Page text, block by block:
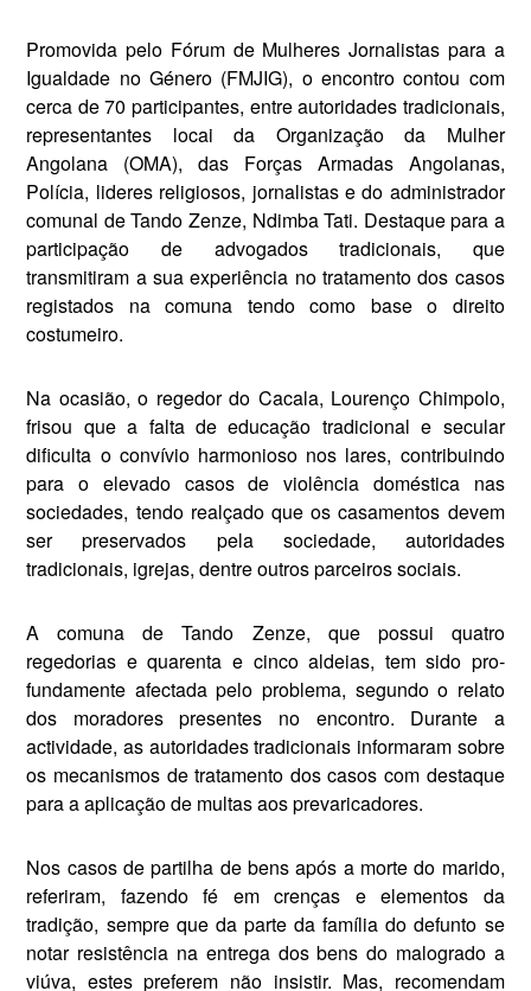
Promovida pelo Fórum de Mulheres Jornalistas para a
Igualdade no Género (FMJIG), o encontro contou com
cerca de 70 partici­pantes, entre autori­dades tradicionais,
rep­resentantes locai da Organização da Mulher
Angolana (OMA), das Forças Armadas Angolanas,
Polícia, lideres religiosos, jor­nalistas e do admin­istrador
comunal de Tando Zenze, Ndimba Tati. Destaque para a
participação de advogados tradicionais, que
transmitiram a sua experiência no trata­mento dos casos
regis­tados na comuna tendo como base o direito
costumeiro.
Na ocasião, o regedor do Cacala, Lourenço Chimpolo,
frisou que a falta de educação tradicional e secular
dificulta o con­vívio harmonioso nos lares, contribuindo
para o elevado casos de vio­lência doméstica nas
sociedades, tendo realçado que os casa­mentos devem
ser preservados pela sociedade, autoridades
tradicionais, igrejas, dentre outros parceiros sociais.
A comuna de Tando Zenze, que possui qua­tro
regedorias e quarenta e cinco aldeias, tem sido pro­
fundamente afectada pelo problema, segun­do o relato
dos moradores presentes no encontro. Durante a
actividade, as autori­dades tradicionais informaram sobre
os mecanismos de trata­mento dos casos com destaque
para a apli­cação de multas aos prevaricadores.
Nos casos de partil­ha de bens após a morte do marido,
referi­ram, fazendo fé em crenças e elementos da
tradição, sempre que da parte da família do defunto se
notar resistência na entrega dos bens do malogrado a
viúva, estes preferem não insistir. Mas, recomendam